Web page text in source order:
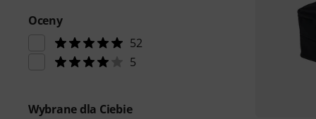
Oceny
52
5
Wybrane dla Ciebie